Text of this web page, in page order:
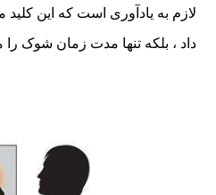
لازم به یادآوری است که این
داد ، بلکه تنها مدت زمان شوک را